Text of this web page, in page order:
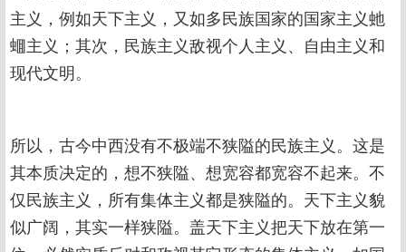
主义，例如天下主义，又如多民族国家的国家主义虵
蜖主义；其次，民族主义敌视个人主义、自由主义和
现代文明。
所以，古今中西没有不极端不狭隘的民族主义。这是
其本质决定的，想不狭隘、想宽容都宽容不起来。不
仅民族主义，所有集体主义都是狭隘的。天下主义貌
似广阔，其实一样狭隘。盖天下主义把天下放在第一